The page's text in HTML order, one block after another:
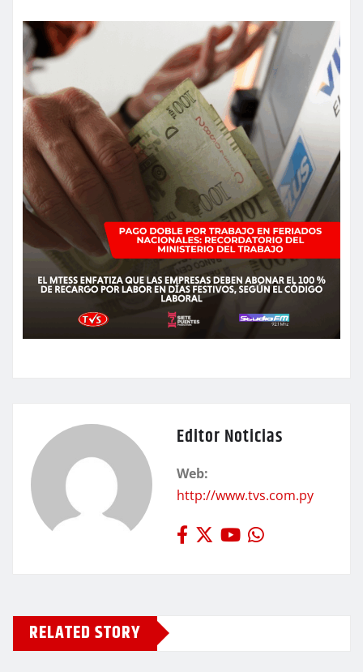
Editor Noticias
Web:
http://www.tvs.com.py
RELATED STORY